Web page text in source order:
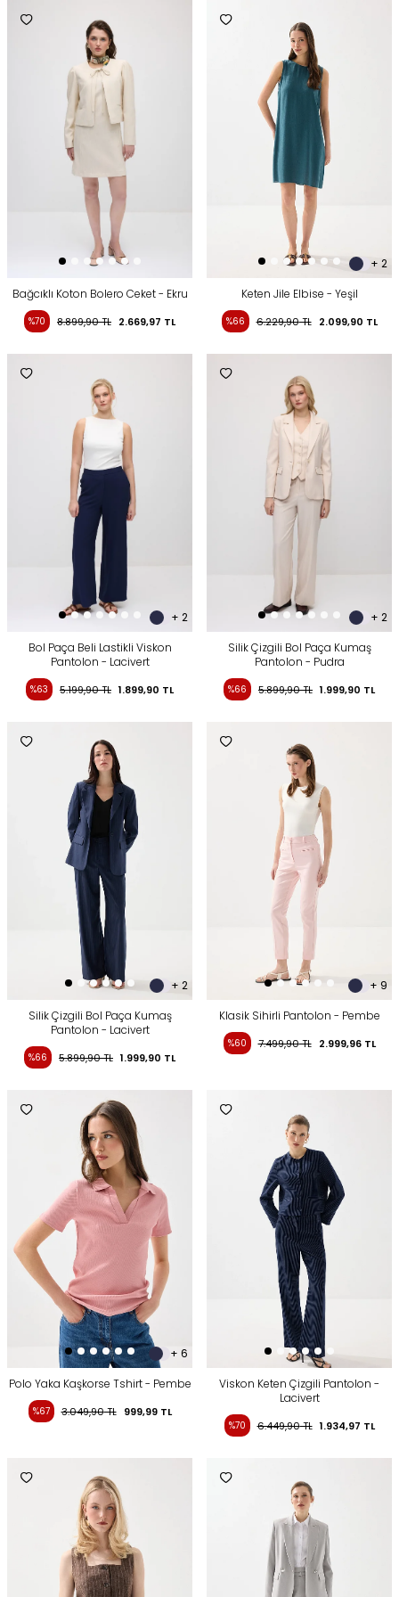
Bağcıklı Koton Bolero Ceket - Ekru
%70 8.899,90TL 2.669,97 TL
+ 2
Keten Jile Elbise - Yeşil
%66 6.229,90TL 2.099,90 TL
+ 2
Bol Paça Beli Lastikli Viskon
Pantolon - Lacivert
%63 5.199,90TL 1.899,90 TL
+ 2
Silik Çizgili Bol Paça Kumaş
Pantolon - Pudra
%66 5.899,90TL 1.999,90 TL
+ 2
Silik Çizgili Bol Paça Kumaş
Pantolon - Lacivert
%66 5.899,90TL 1.999,90 TL
+ 9
Klasik Sihirli Pantolon - Pembe
%60 7.499,90TL 2.999,96TL
+ 6
Polo Yaka Kaşkorse Tshirt - Pembe
%67 3.049,90TL 999,99TL
Viskon Keten Çizgili Pantolon -
Lacivert
%70 6.449,90TL 1.934,97 TL